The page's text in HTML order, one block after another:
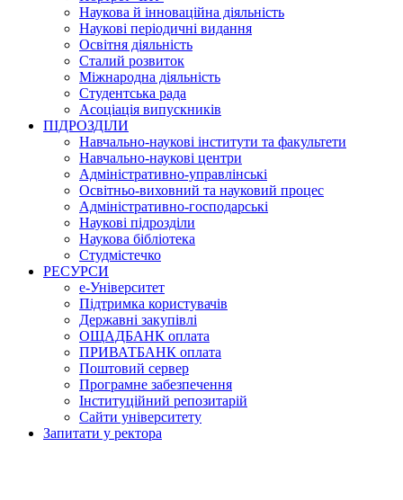
Наукова й інноваційна діяльність
Наукові періодичні видання
Освітня діяльність
Сталий розвиток
Міжнародна діяльність
Студентська рада
Асоціація випускників
ПІДРОЗДІЛИ
Навчально-наукові інститути та факультети
Навчально-наукові центри
Адміністративно-управлінські
Освітньо-виховний та науковий процес
Адміністративно-господарські
Наукові підрозділи
Наукова бібліотека
Студмістечко
РЕСУРСИ
е-Університет
Підтримка користувачів
Державні закупівлі
ОЩАДБАНК оплата
ПРИВАТБАНК оплата
Поштовий сервер
Програмне забезпечення
Інституційний репозитарій
Сайти університету
Запитати у ректора